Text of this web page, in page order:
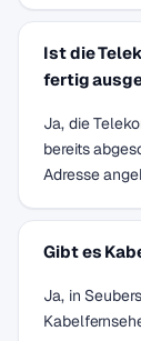
Ist die
fertig
Ja, die
bereits
Adresse
Gibt es
Ja, in